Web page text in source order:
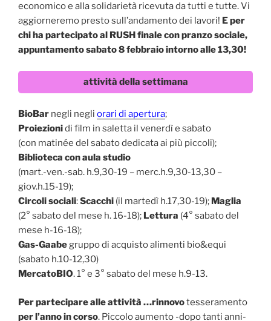
economico e alla solidarietà ricevuta da tutti e tutte. Vi
aggiorneremo presto sull’andamento dei lavori! E per
chi ha partecipato al RUSH finale con pranzo sociale,
appuntamento sabato 8 febbraio intorno alle 13,30!
attività della settimana
BioBar negli negli orari di apertura;
Proiezionidi film in saletta il venerdì e sabato
(con matinée del sabato dedicata ai più piccoli);
Biblioteca con aula studio
(mart.-ven.-sab. h.9,30-19 – merc.h.9,30-13,30 –
giov.h.15-19);
Circoli sociali:Scacchi (il martedì h.17,30-19); Maglia
(2° sabato del mese h. 16-18); Lettura (4° sabato del
mese h-16-18);
Gas-Gaabegruppo di acquisto alimenti bio&equi
(sabato h.10-12,30)
MercatoBIO. 1° e 3° sabato del mese h.9-13.
Per partecipare alle attività …rinnovotesseramento
per l’anno in corso. Piccolo aumento -dopo tanti anni-